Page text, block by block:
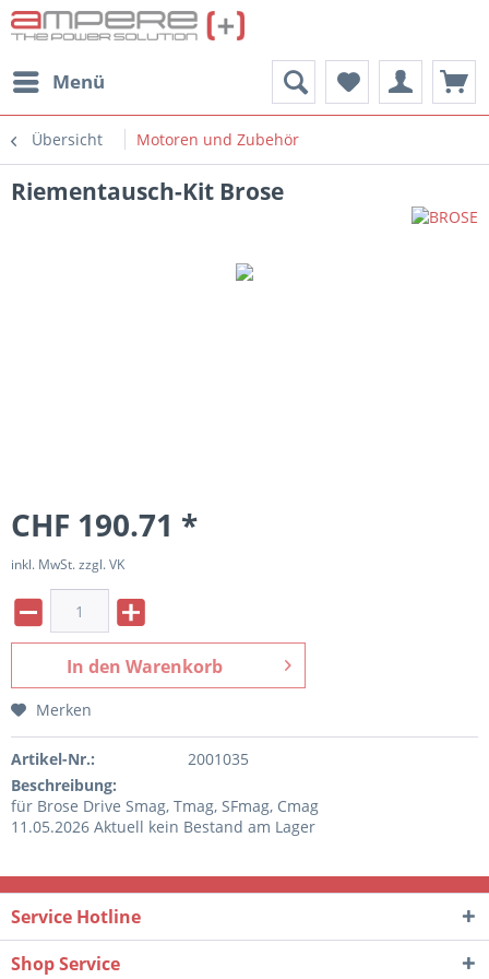
Menü
Übersicht Motoren und Zubehör
Riementausch-Kit Brose
CHF 190.71 *
inkl. MwSt. zzgl. VK
In den Warenkorb
Merken
Artikel-Nr.:
2001035
Beschreibung:
für Brose Drive Smag, Tmag, SFmag, Cmag
11.05.2026 Aktuell kein Bestand am Lager
Service Hotline
Shop Service